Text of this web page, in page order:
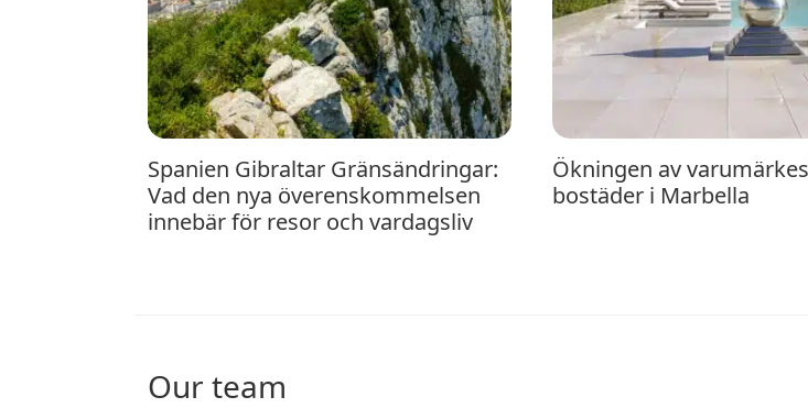
Spanien Gibraltar Gränsändringar:
Vad den nya överenskommelsen
innebär för resor och vardagsliv
Ökningen av varumärkesbaserade
bostäder i Marbella
Our team